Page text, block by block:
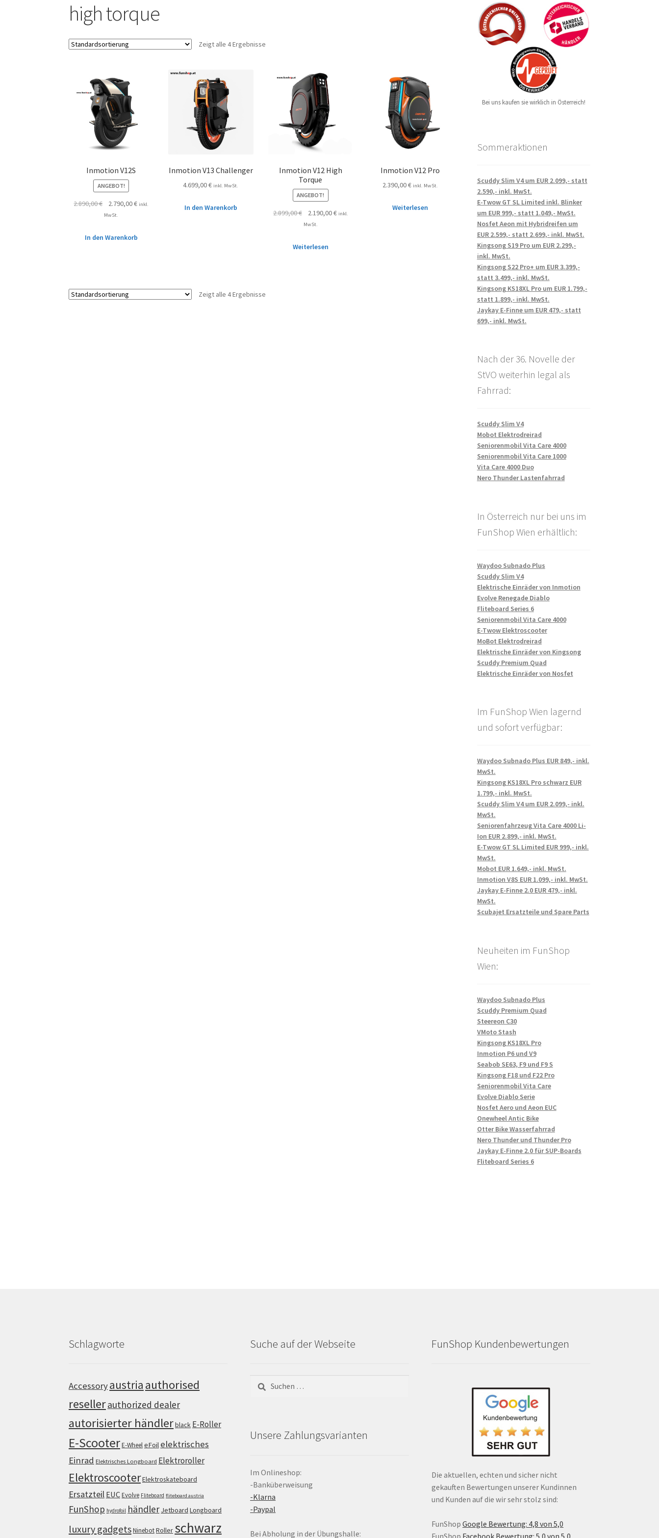
high torque
Zeigt alle 4 Ergebnisse
Inmotion V12S
ANGEBOT!
2.890,00€ 2.790,00€ inkl.
MwSt.
In den Warenkorb
Inmotion V13 Challenger
4.699,00€ inkl. MwSt.
In den Warenkorb
Inmotion V12 High
Torque
ANGEBOT!
2.899,00€ 2.190,00€ inkl.
MwSt.
Weiterlesen
Inmotion V12 Pro
2.390,00€ inkl. MwSt.
Weiterlesen
Zeigt alle 4 Ergebnisse
Bei uns kaufen sie wirklich in Österreich!
Sommeraktionen
Scuddy Slim V4 um EUR 2.099,- statt
2.590,- inkl. MwSt.
E-Twow GT SL Limited inkl. Blinker
um EUR 999,- statt 1.049,- MwSt.
Nosfet Aeon mit Hybridreifen um
EUR 2.599,- statt 2.699,- inkl. MwSt.
Kingsong S19 Pro um EUR 2.299,-
inkl. MwSt.
Kingsong S22 Pro+ um EUR 3.399,-
statt 3.499,- inkl. MwSt.
Kingsong KS18XL Pro um EUR 1.799,-
statt 1.899,- inkl. MwSt.
Jaykay E-Finne um EUR 479,- statt
699,- inkl. MwSt.
Nach der 36. Novelle der
StVO weiterhin legal als
Fahrrad:
Scuddy Slim V4
Mobot Elektrodreirad
Seniorenmobil Vita Care 4000
Seniorenmobil Vita Care 1000
Vita Care 4000 Duo
Nero Thunder Lastenfahrrad
In Österreich nur bei uns im
FunShop Wien erhältlich:
Waydoo Subnado Plus
Scuddy Slim V4
Elektrische Einräder von Inmotion
Evolve Renegade Diablo
Fliteboard Series 6
Seniorenmobil Vita Care 4000
E-Twow Elektroscooter
MoBot Elektrodreirad
Elektrische Einräder von Kingsong
Scuddy Premium Quad
Elektrische Einräder von Nosfet
Im FunShop Wien lagernd
und sofort verfügbar:
Waydoo Subnado Plus EUR 849,- inkl.
MwSt.
Kingsong KS18XL Pro schwarz EUR
1.799,- inkl. MwSt.
Scuddy Slim V4 um EUR 2.099,- inkl.
MwSt.
Seniorenfahrzeug Vita Care 4000 Li-
Ion EUR 2.899,- inkl. MwSt.
E-Twow GT SL Limited EUR 999,- inkl.
MwSt.
Mobot EUR 1.649,- inkl. MwSt.
Inmotion V8S EUR 1.099,- inkl. MwSt.
Jaykay E-Finne 2.0 EUR 479,- inkl.
MwSt.
Scubajet Ersatzteile und Spare Parts
Neuheiten im FunShop
Wien:
Waydoo Subnado Plus
Scuddy Premium Quad
Steereon C30
VMoto Stash
Kingsong KS18XL Pro
Inmotion P6 und V9
Seabob SE63, F9 und F9 S
Kingsong F18 und F22 Pro
Seniorenmobil Vita Care
Evolve Diablo Serie
Nosfet Aero und Aeon EUC
Onewheel Antic Bike
Otter Bike Wasserfahrrad
Nero Thunder und Thunder Pro
Jaykay E-Finne 2.0 für SUP-Boards
Fliteboard Series 6
Schlagworte
Accessoryaustria authorised
resellerauthorized dealer
autorisierter händlerblack E-Roller
E-ScooterE-WheeleFoil elektrisches
Einrad Elektrisches Longboard Elektroroller
ElektroscooterElektroskateboard
Ersatzteil EUCEvolve Fliteboard fliteboard austria
FunShop hydrofoil händler Jetboard Longboard
luxury gadgetsNinebotRoller schwarz
Suche auf der Webseite
nach:
Unsere Zahlungsvarianten
Im Onlineshop:
-Banküberweisung
-Klarna
-Paypal
Bei Abholung in der Übungshalle:
FunShop Kundenbewertungen
Die aktuellen, echten und sicher nicht
gekauften Bewertungen unserer Kundinnen
und Kunden auf die wir sehr stolz sind:
FunShop Google Bewertung: 4,8 von 5,0
FunShop Facebook Bewertung: 5,0 von 5,0